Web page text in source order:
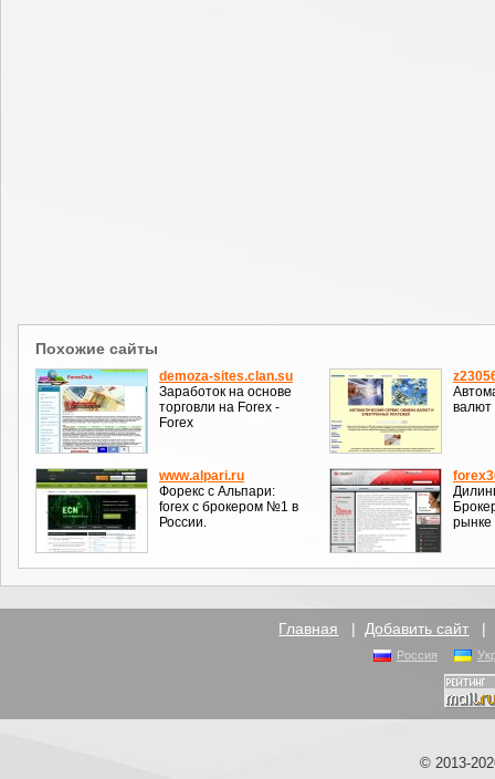
Похожие сайты
demoza-sites.clan.su
Заработок на основе
торговли на Forex -
Forex
валют
www.alpari.ru
Форекс с Альпари:
forex c брокером №1 в
России.
рынке
Главная | Добавить сайт |
Россия
© 2013-